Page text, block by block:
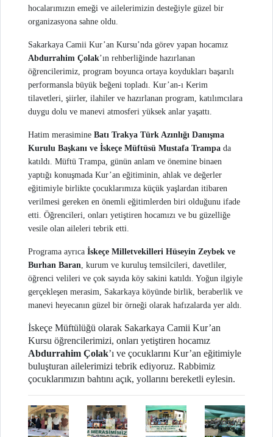
hocalarımızın emeği ve ailelerimizin desteğiyle güzel bir
organizasyona sahne oldu.
Sakarkaya Camii Kur’an Kursu’nda görev yapan hocamız
Abdurrahim Çolak’ın rehberliğinde hazırlanan
öğrencilerimiz, program boyunca ortaya koydukları başarılı
performansla büyük beğeni topladı. Kur’an-ı Kerim
tilavetleri, şiirler, ilahiler ve hazırlanan program, katılımcılara
duygu dolu ve manevi atmosferi yüksek anlar yaşattı.
Hatim merasimine Batı Trakya Türk Azınlığı Danışma
Kurulu Başkanı ve İskeçe Müftüsü Mustafa Trampa da
katıldı. Müftü Trampa, günün anlam ve önemine binaen
yaptığı konuşmada Kur’an eğitiminin, ahlak ve değerler
eğitimiyle birlikte çocuklarımıza küçük yaşlardan itibaren
verilmesi gereken en önemli eğitimlerden biri olduğunu ifade
etti. Öğrencileri, onları yetiştiren hocamızı ve bu güzelliğe
vesile olan aileleri tebrik etti.
Programa ayrıca İskeçe Milletvekilleri Hüseyin Zeybek ve
Burhan Baran , kurum ve kuruluş temsilcileri, davetliler,
öğrenci velileri ve çok sayıda köy sakini katıldı. Yoğun ilgiyle
gerçekleşen merasim, Sakarkaya köyünde birlik, beraberlik ve
manevi heyecanın güzel bir örneği olarak hafızalarda yer aldı.
İskeçe Müftülüğü olarak Sakarkaya Camii Kur’an
Kursu öğrencilerimizi, onları yetiştiren hocamız
Abdurrahim Çolak’ı ve çocuklarını Kur’an eğitimiyle
buluşturan ailelerimizi tebrik ediyoruz. Rabbimiz
çocuklarımızın bahtını açık, yollarını bereketli eylesin.